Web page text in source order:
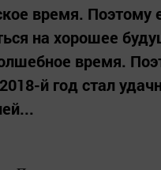
время. Поэтому
на хорошее
время.
й год стал